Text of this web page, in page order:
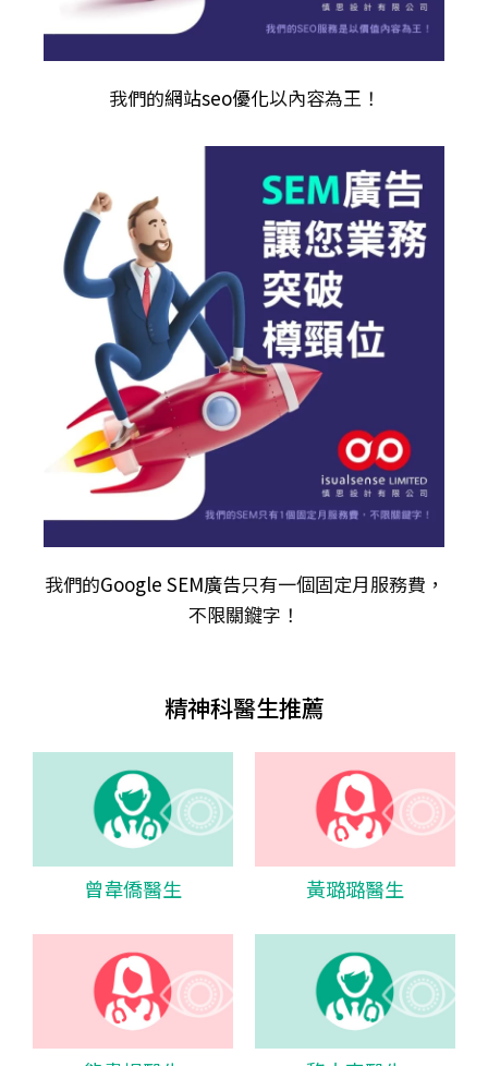
我們的網站seo優化以內容為王！
我們的Google SEM廣告只有一個固定月服務費，
不限關𨫡字！
精神科醫生推薦
曾韋僑醫生 黃璐璐醫生